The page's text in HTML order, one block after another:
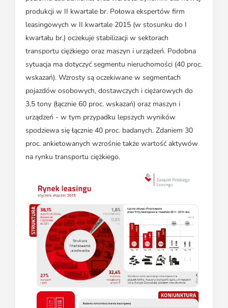
produkcji w II kwartale br. Połowa ekspertów firm
leasingowych w II kwartale 2015 (w stosunku do I
kwartału br.) oczekuje stabilizacji w sektorach
transportu ciężkiego oraz maszyn i urządzeń. Podobna
sytuacja ma dotyczyć segmentu nieruchomości (40 proc.
wskazań). Wzrosty są oczekiwane w segmentach
pojazdów osobowych, dostawczych i ciężarowych do
3,5 tony (łącznie 60 proc. wskazań) oraz maszyn i
urządzeń - w tym przypadku lepszych wyników
spodziewa się łącznie 40 proc. badanych. Zdaniem 30
proc. ankietowanych wzrośnie także wartość aktywów
na rynku transportu ciężkiego.